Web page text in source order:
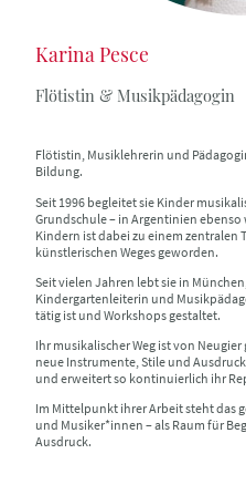
Karina Pesce
Flötistin & Musikpädagogin
Flötistin, Musiklehrerin und
Bildung.
Seit 1996 begleitet sie Kinder
Grundschule – in Argentinien
Kindern ist dabei zu einem zentralen
künstlerischen Weges geworden.
Seit vielen Jahren lebt sie in
Kindergartenleiterin und
tätig ist und Workshops gestaltet.
Ihr musikalischer Weg ist von
neue Instrumente, Stile und
und erweitert so kontinuierlich ihr
Im Mittelpunkt ihrer Arbeit steht das
und Musiker*innen – als Raum für
Ausdruck.